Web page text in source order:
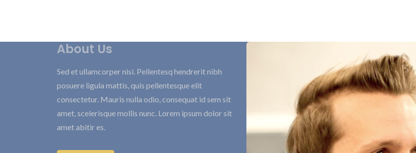
About Us
Sed et ullamcorper nisi. Pellentesq hendrerit nibh
posuere ligula mattis, quis pellentesque elit
consectetur. Mauris nulla odio, consequat id sem sit
amet, scelerisque mollis nunc. Lorem ipsum dolor sit
amet abitir es.